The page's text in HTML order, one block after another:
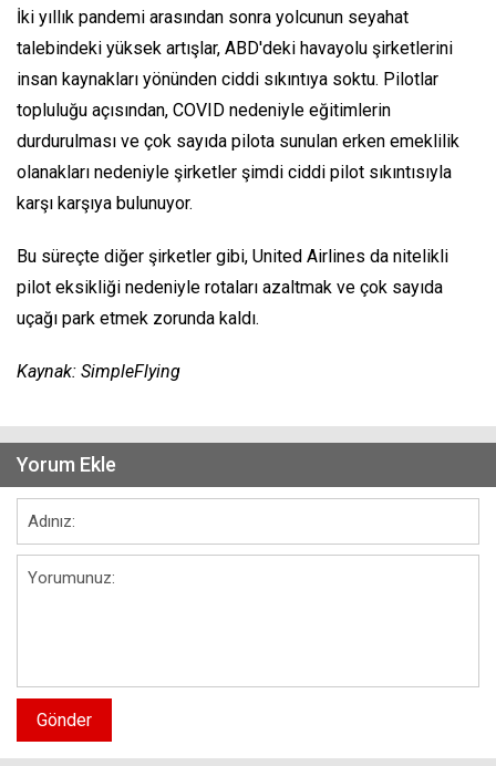
İki yıllık pandemi arasından sonra yolcunun seyahat
talebindeki yüksek artışlar, ABD'deki havayolu şirketlerini
insan kaynakları yönünden ciddi sıkıntıya soktu. Pilotlar
topluluğu açısından, COVID nedeniyle eğitimlerin
durdurulması ve çok sayıda pilota sunulan erken emeklilik
olanakları nedeniyle şirketler şimdi ciddi pilot sıkıntısıyla
karşı karşıya bulunuyor.
Bu süreçte diğer şirketler gibi, United Airlines da nitelikli
pilot eksikliği nedeniyle rotaları azaltmak ve çok sayıda
uçağı park etmek zorunda kaldı.
Kaynak: SimpleFlying
Yorum Ekle
Gönder